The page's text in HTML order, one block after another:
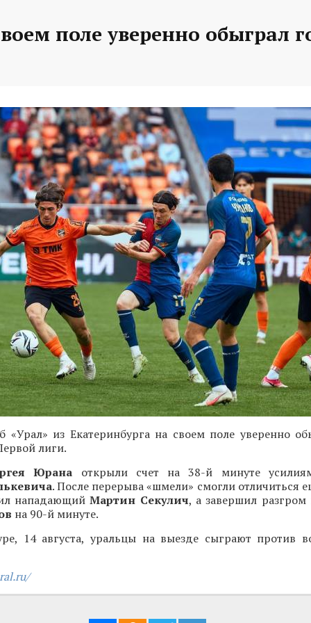
поле уверенно обыграл
«Урал» из Екатеринбурга на своем поле уверенно
лиги.
Юрана открыли счет на 38-й минуте
. После перерыва «шмели» смогли отличиться
нападающийМартин Секулич, а завершил разгром
на 90-й минуте.
14 августа, уральцы на выезде сыграют против